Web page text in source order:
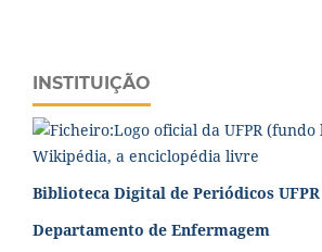
INSTITUIÇÃO
Biblioteca Digital de Periódicos UFPR
Departamento de Enfermagem